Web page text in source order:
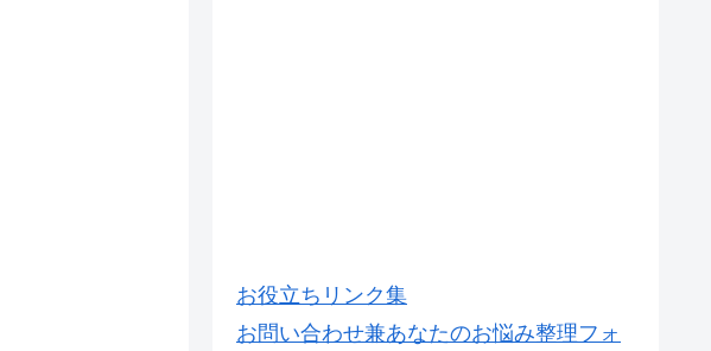
お役立ちリンク集
お問い合わせ兼あなたのお悩み整理フォ